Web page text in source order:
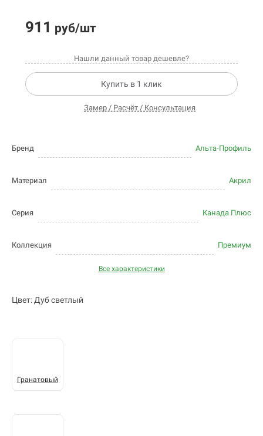
911 руб/шт
Нашли данный товар дешевле?
Купить в 1 клик
Замер / Расчёт / Консультация
Бренд Альта-Профиль
Материал Акрил
Серия Канада Плюс
Коллекция Премиум
Все характеристики
Цвет: Дуб светлый
Гранатовый